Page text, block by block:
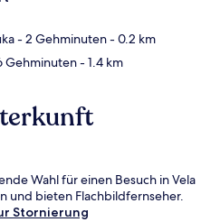
- 2 Gehminuten- 0.2 km
Gehminuten- 1.4 km
Wahl für einen Besuch in Vela
und bieten Flachbildfernseher.
Stornierung